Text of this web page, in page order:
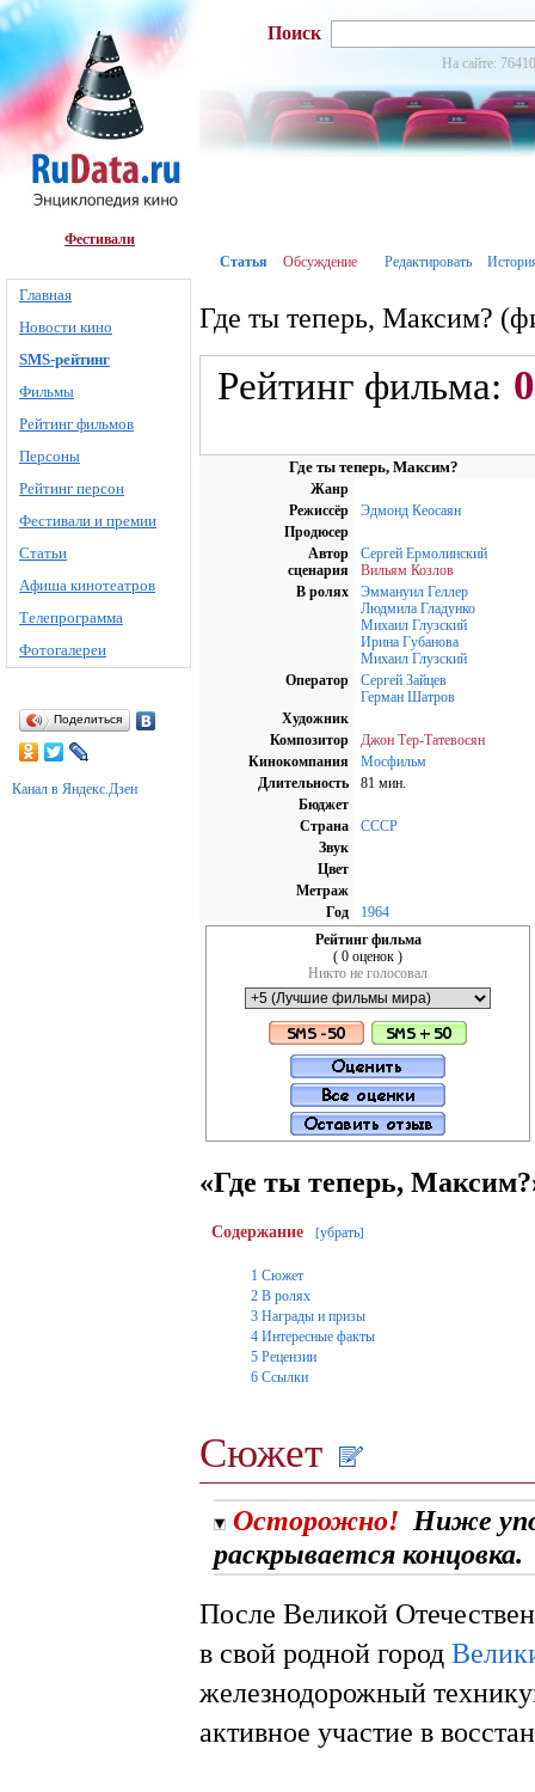
Фестивали
Главная
Новости кино
SMS-рейтинг
Фильмы
Рейтинг фильмов
Персоны
Рейтинг персон
Фестивали и премии
Статьи
Афиша кинотеатров
Телепрограмма
Фотогалереи
Поделиться
Канал в Яндекс.Дзен
Поиск
На сайте:
Статья Обсуждение Редактировать
Где ты теперь, Максим?
Рейтинг фильма: 0
Где ты теперь, Максим?
Жанр
Режиссёр
Эдмонд Кеосаян
Продюсер
Автор
сценария
Сергей Ермолинский
Вильям Козлов
В ролях
Эммануил Геллер
Людмила Гладунко
Михаил Глузский
Ирина Губанова
Михаил Глузский
Оператор
Сергей Зайцев
Герман Шатров
Художник
Композитор
Джон Тер-Татевосян
Кинокомпания
Мосфильм
Длительность
81 мин.
Бюджет
Страна
СССР
Звук
Цвет
Метраж
Год
1964
Рейтинг фильма
( 0 оценок )
Никто не голосовал
«Где ты теперь,
Содержание [убрать]
1 Сюжет
2 В ролях
3 Награды и призы
4 Интересные факты
5 Рецензии
6 Ссылки
Сюжет
Осторожно! Ниже
раскрывается концовка.
После Великой
в свой родной город
железнодорожный
активное участие в